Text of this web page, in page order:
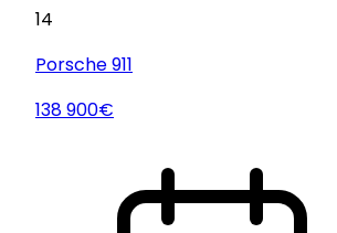
14
Porsche911
138 900€